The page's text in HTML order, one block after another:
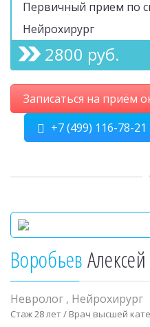
Первичный прием по
Нейрохирург
2800 руб.
Записаться на приём
+7 (499) 116-78-21
Воробьев
Невролог , Нейрохирург
Стаж 28 лет / Врач высшей